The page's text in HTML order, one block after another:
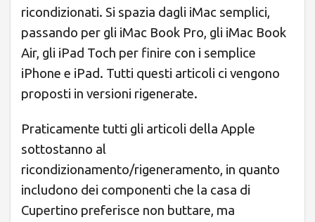
ricondizionati. Si spazia dagli iMac semplici,
passando per gli iMac Book Pro, gli iMac Book
Air, gli iPad Toch per finire con i semplice
iPhone e iPad. Tutti questi articoli ci vengono
proposti in versioni rigenerate.
Praticamente tutti gli articoli della Apple
sottostanno al
ricondizionamento/rigeneramento, in quanto
includono dei componenti che la casa di
Cupertino preferisce non buttare, ma